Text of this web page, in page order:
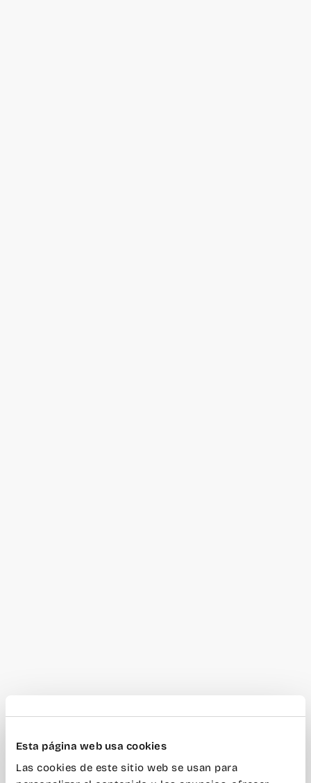
Esta página web usa cookies
Las cookies de este sitio web se usan para